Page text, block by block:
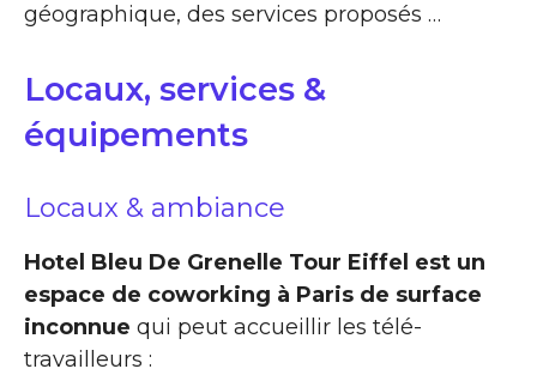
géographique, des services proposés …
Locaux, services &
équipements
Locaux & ambiance
Hotel Bleu De Grenelle Tour Eiffel est un
espace de coworking à Paris de surface
inconnue qui peut accueillir les télé-
travailleurs :